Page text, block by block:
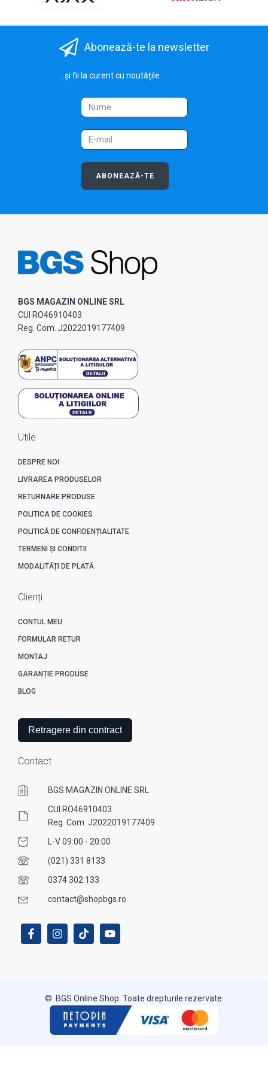
Abonează-te la newsletter
...și fii la curent cu noutățile
ABONEAZĂ-TE
BGS MAGAZIN ONLINE SRL
CUI RO46910403
Reg. Com. J2022019177409
Utile
DESPRE NOI
LIVRAREA PRODUSELOR
RETURNARE PRODUSE
POLITICA DE COOKIES
POLITICĂ DE CONFIDENȚIALITATE
TERMENI ȘI CONDITII
MODALITĂȚI DE PLATĂ
Clienți
CONTUL MEU
FORMULAR RETUR
MONTAJ
GARANȚIE PRODUSE
BLOG
Retragere din contract
Contact
BGS MAGAZIN ONLINE SRL
CUI RO46910403
Reg. Com. J2022019177409
L-V 09:00 - 20:00
(021) 331 8133
0374 302 133
contact@shopbgs.ro
© BGS Online Shop. Toate drepturile rezervate.